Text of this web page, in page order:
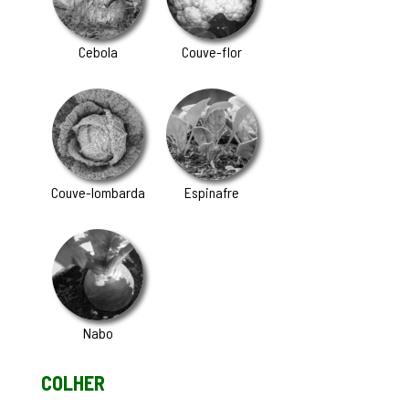
Cebola Couve-flor
Couve-lombarda Espinafre
Nabo
COLHER